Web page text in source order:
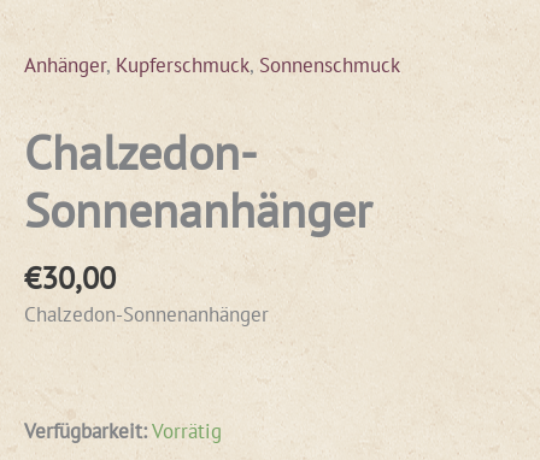
Anhänger, Kupferschmuck, Sonnenschmuck
Chalzedon-
Sonnenanhänger
€30,00
Chalzedon-Sonnenanhänger
Verfügbarkeit:Vorrätig